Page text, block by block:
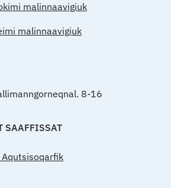
malinnaavigiuk
malinnaavigiuk
8-16
SAAFFISSAT